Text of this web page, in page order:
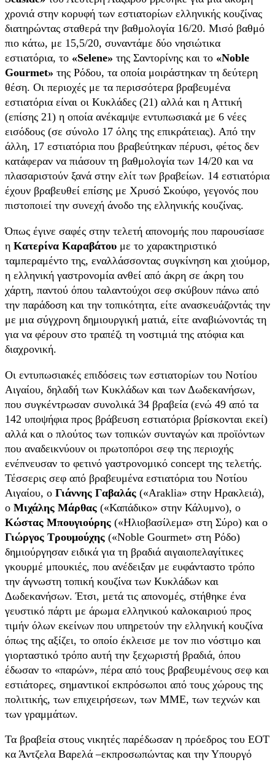
χρονιά στην κορυφή των εστιατορίων ελληνικής κουζίνας
διατηρώντας σταθερά την βαθμολογία 16/20. Μισό βαθμό
πιο κάτω, με 15,5/20, συναντάμε δύο νησιώτικα
εστιατόρια, το «Selene» της Σαντορίνης και το «Noble
Gourmet» της Ρόδου, τα οποία μοιράστηκαν τη δεύτερη
θέση. Οι περιoχές με τα περισσότερα βραβευμένα
εστιατόρια είναι οι Κυκλάδες (21) αλλά και η Αττική
(επίσης 21) η οποία ανέκαμψε εντυπωσιακά με 6 νέες
εισόδους (σε σύνολο 17 όλης της επικράτειας). Από την
άλλη, 17 εστιατόρια που βραβεύτηκαν πέρυσι, φέτος δεν
κατάφεραν να πιάσουν τη βαθμολογία των 14/20 και να
πλασαριστούν ξανά στην ελίτ των βραβείων. 14 εστιατόρια
έχουν βραβευθεί επίσης με Χρυσό Σκούφο, γεγονός που
πιστοποιεί την συνεχή άνοδο της ελληνικής κουζίνας.
Όπως έγινε σαφές στην τελετή απονομής που παρουσίασε
η Κατερίνα Καραβάτου με το χαρακτηριστικό
ταμπεραμέντο της, εναλλάσσοντας συγκίνηση και χιούμορ,
η ελληνική γαστρονομία ανθεί από άκρη σε άκρη του
χάρτη, παντού όπου ταλαντούχοι σεφ σκύβουν πάνω από
την παράδοση και την τοπικότητα, είτε ανασκευάζοντάς την
με μια σύγχρονη δημιουργική ματιά, είτε αναβιώνοντάς τη
για να φέρουν στο τραπέζι τη νοστιμιά της ατόφια και
διαχρονική.
Οι εντυπωσιακές επιδόσεις των εστιατορίων του Νοτίου
Αιγαίου, δηλαδή των Κυκλάδων και των Δωδεκανήσων,
που συγκέντρωσαν συνολικά 34 βραβεία (ενώ 49 από τα
142 υποψήφια προς βράβευση εστιατόρια βρίσκονται εκεί)
αλλά και ο πλούτος των τοπικών συνταγών και προϊόντων
που αναδεικνύουν οι πρωτοπόροι σεφ της περιοχής
ενέπνευσαν το φετινό γαστρονομικό concept της τελετής.
Τέσσερις σεφ από βραβευμένα εστιατόρια του Νοτίου
Αιγαίου, ο Γιάννης Γαβαλάς («Araklia» στην Ηρακλειά),
ο Μιχάλης Μάρθας («Καπάδικο» στην Κάλυμνο), ο
Κώστας Μπουγιούρης («Ηλιοβασίλεμα» στη Σύρο) και ο
Γιώργος Τρουμούχης («Noble Gourmet» στη Ρόδο)
δημιούργησαν ειδικά για τη βραδιά αιγαιοπελαγίτικες
γκουρμέ μπουκιές, που ανέδειξαν με ευφάνταστο τρόπο
την άγνωστη τοπική κουζίνα των Κυκλάδων και
Δωδεκανήσων. Έτσι, μετά τις απονομές, στήθηκε ένα
γευστικό πάρτι με άρωμα ελληνικού καλοκαιριού προς
τιμήν όλων εκείνων που υπηρετούν την ελληνική κουζίνα
όπως της αξίζει, το οποίο έκλεισε με τον πιο νόστιμο και
γιορταστικό τρόπο αυτή την ξεχωριστή βραδιά, όπου
έδωσαν το «παρών», πέρα από τους βραβευμένους σεφ και
εστιάτορες, σημαντικοί εκπρόσωποι από τους χώρους της
πολιτικής, των επιχειρήσεων, των ΜΜΕ, των τεχνών και
των γραμμάτων.
Τα βραβεία στους νικητές παρέδωσαν η πρόεδρος του ΕΟΤ
κα Άντζελα Βαρελά –εκπροσωπώντας και την Υπουργό